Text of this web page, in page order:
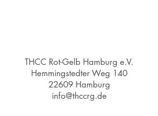
THCC Rot-Gelb Hamburg e.V.
Hemmingstedter Weg 140
22609 Hamburg
info@thccrg.de